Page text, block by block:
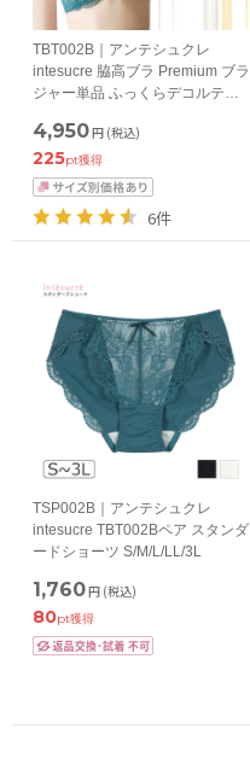
TBT002B｜アンテシュクレ
intesucre 脇高ブラ Premium ブラ
ジャー単品 ふっくらデコルテメ
ダー60/65/70/75/80cm
4,950円 (税込)
225pt獲得
6件
TSP002B｜アンテシュクレ
intesucre TBT002Bペア スタンダ
ードショーツ S/M/L/LL/3L
1,760円 (税込)
80pt獲得